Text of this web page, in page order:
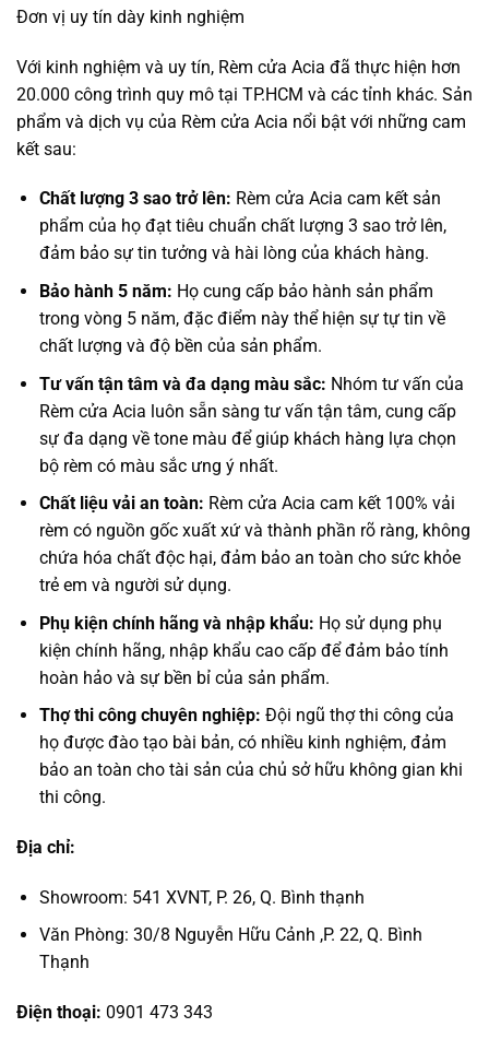
Đơn vị uy tín dày kinh nghiệm
Với kinh nghiệm và uy tín, Rèm cửa Acia đã thực hiện hơn
20.000 công trình quy mô tại TP.HCM và các tỉnh khác. Sản
phẩm và dịch vụ của Rèm cửa Acia nổi bật với những cam
kết sau:
Chất lượng 3 sao trở lên: Rèm cửa Acia cam kết sản
phẩm của họ đạt tiêu chuẩn chất lượng 3 sao trở lên,
đảm bảo sự tin tưởng và hài lòng của khách hàng.
Bảo hành 5 năm: Họ cung cấp bảo hành sản phẩm
trong vòng 5 năm, đặc điểm này thể hiện sự tự tin về
chất lượng và độ bền của sản phẩm.
Tư vấn tận tâm và đa dạng màu sắc: Nhóm tư vấn của
Rèm cửa Acia luôn sẵn sàng tư vấn tận tâm, cung cấp
sự đa dạng về tone màu để giúp khách hàng lựa chọn
bộ rèm có màu sắc ưng ý nhất.
Chất liệu vải an toàn: Rèm cửa Acia cam kết 100% vải
rèm có nguồn gốc xuất xứ và thành phần rõ ràng, không
chứa hóa chất độc hại, đảm bảo an toàn cho sức khỏe
trẻ em và người sử dụng.
Phụ kiện chính hãng và nhập khẩu: Họ sử dụng phụ
kiện chính hãng, nhập khẩu cao cấp để đảm bảo tính
hoàn hảo và sự bền bỉ của sản phẩm.
Thợ thi công chuyên nghiệp: Đội ngũ thợ thi công của
họ được đào tạo bài bản, có nhiều kinh nghiệm, đảm
bảo an toàn cho tài sản của chủ sở hữu không gian khi
thi công.
Địa chỉ:
Showroom: 541 XVNT, P. 26, Q. Bình thạnh
Văn Phòng: 30/8 Nguyễn Hữu Cảnh ,P. 22, Q. Bình
Thạnh
Điện thoại: 0901 473 343